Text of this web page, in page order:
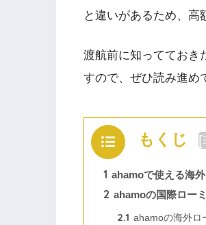
と違いがあるため、高
渡航前に知ってておき
すので、ぜひ読み進め
もくじ [
1 ahamoで使える海
2 ahamoの国際ロー
2.1 ahamoの海外ロ